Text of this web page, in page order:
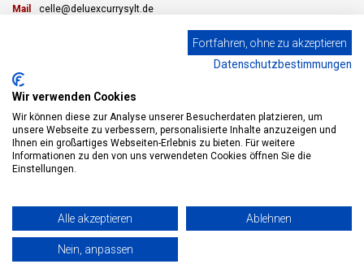
Mail
celle@deluexcurrysylt.de
CUSTOMER SERVICE
CATEGORIES
MY ACCOUNT
© Copyright 2026 eWine-Your partner for good wines! - Powered by
- Theme by
Fortfahren, ohne zu akzeptieren
Datenschutzbestimmungen
Wir verwenden Cookies
Wir können diese zur Analyse unserer Besucherdaten platzieren, um
unsere Webseite zu verbessern, personalisierte Inhalte anzuzeigen und
Ihnen ein großartiges Webseiten-Erlebnis zu bieten. Für weitere
Informationen zu den von uns verwendeten Cookies öffnen Sie die
Einstellungen.
Alle akzeptieren Ablehnen
Nein, anpassen